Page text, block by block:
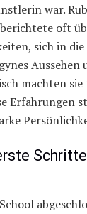
war.
oft
sich in
Aussehen
machten sie
Erfahrungen